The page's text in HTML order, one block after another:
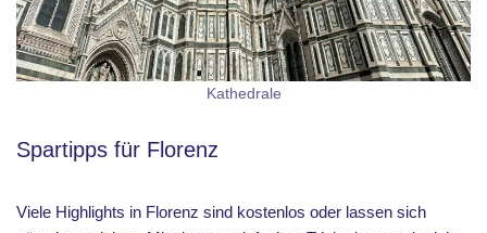
Kathedrale
Spartipps für Florenz
Viele Highlights in Florenz sind kostenlos oder lassen sich